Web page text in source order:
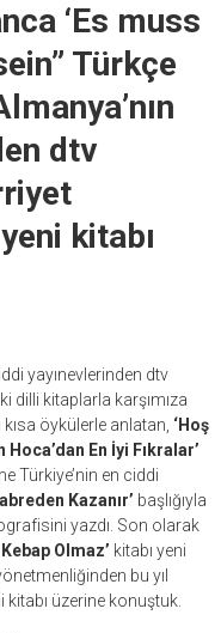
‘Es muss
Türkçe
dtv
kitabı
yayınevlerinden dtv
dilli kitaplarla karşımıza
kısa öykülerle anlatan, ‘Hoş
En İyi Fıkralar’
Türkiye’nin en ciddi
Kazanır’ başlığıyla
yazdı. Son olarak
Olmaz’ kitabı yeni
bu yıl
kitabı üzerine konuştuk.